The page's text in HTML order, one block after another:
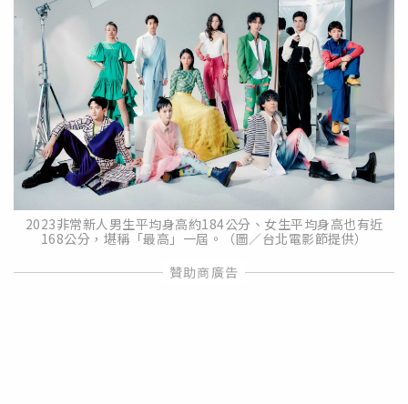
2023非常新人男生平均身高約184公分、女生平均身高也有近
168公分，堪稱「最高」一屆。（圖／台北電影節提供）